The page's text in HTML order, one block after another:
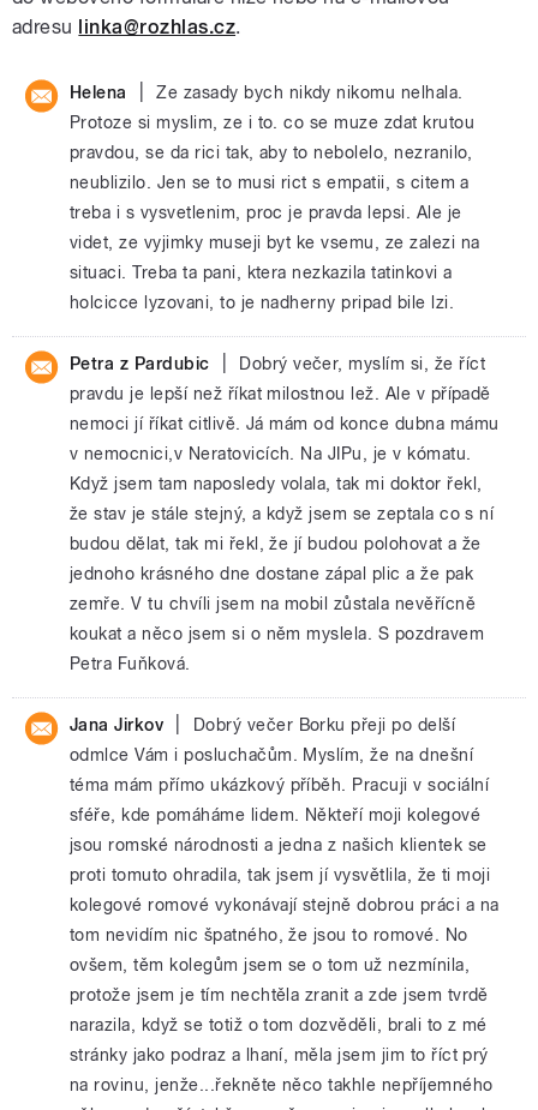
adresu linka@rozhlas.cz.
Helena
Ze zasady bych nikdy nikomu nelhala.
Protoze si myslim, ze i to. co se muze zdat krutou
pravdou, se da rici tak, aby to nebolelo, nezranilo,
neublizilo. Jen se to musi rict s empatii, s citem a
treba i s vysvetlenim, proc je pravda lepsi. Ale je
videt, ze vyjimky museji byt ke vsemu, ze zalezi na
situaci. Treba ta pani, ktera nezkazila tatinkovi a
holcicce lyzovani, to je nadherny pripad bile lzi.
Petra z Pardubic
Dobrý večer, myslím si, že říct
pravdu je lepší než říkat milostnou lež. Ale v případě
nemoci jí říkat citlivě. Já mám od konce dubna mámu
v nemocnici,v Neratovicích. Na JIPu, je v kómatu.
Když jsem tam naposledy volala, tak mi doktor řekl,
že stav je stále stejný, a když jsem se zeptala co s ní
budou dělat, tak mi řekl, že jí budou polohovat a že
jednoho krásného dne dostane zápal plic a že pak
zemře. V tu chvíli jsem na mobil zůstala nevěřícně
koukat a něco jsem si o něm myslela. S pozdravem
Petra Fuňková.
Jana Jirkov
Dobrý večer Borku přeji po delší
odmlce Vám i posluchačům. Myslím, že na dnešní
téma mám přímo ukázkový příběh. Pracuji v sociální
sféře, kde pomáháme lidem. Někteří moji kolegové
jsou romské národnosti a jedna z našich klientek se
proti tomuto ohradila, tak jsem jí vysvětlila, že ti moji
kolegové romové vykonávají stejně dobrou práci a na
tom nevidím nic špatného, že jsou to romové. No
ovšem, těm kolegům jsem se o tom už nezmínila,
protože jsem je tím nechtěla zranit a zde jsem tvrdě
narazila, když se totiž o tom dozvěděli, brali to z mé
stránky jako podraz a lhaní, měla jsem jim to říct prý
na rovinu, jenže...řekněte něco takhle nepříjemného